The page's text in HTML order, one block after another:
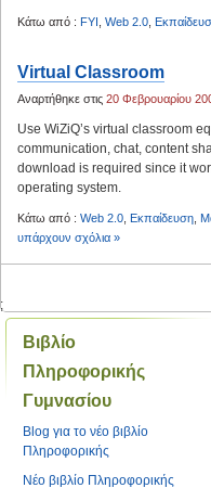
Κάτω από : FYI Web 2.0
Virtual Classroom
Αναρτήθηκε στις 20 Φεβρουαρίου
Use WiZiQ’s virtual classroom
communication, chat, content
download is required since it
operating system.
Κάτω από : Web 2.0 Εκπαίδευση
υπάρχουν σχόλια »
;
Βιβλίο
Πληροφορικής
Γυμνασίου
Blog για το νέο βιβλίο
Πληροφορικής
Νέο βιβλίο Πληροφορικής